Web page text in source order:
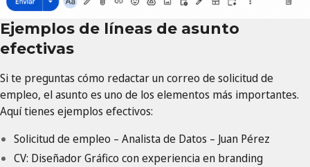
Ejemplos de líneas de asunto
efectivas
Si te preguntas cómo redactar un correo de solicitud de
empleo, el asunto es uno de los elementos más importantes.
Aquí tienes ejemplos efectivos:
Solicitud de empleo – Analista de Datos – Juan Pérez
CV: Diseñador Gráfico con experiencia en branding